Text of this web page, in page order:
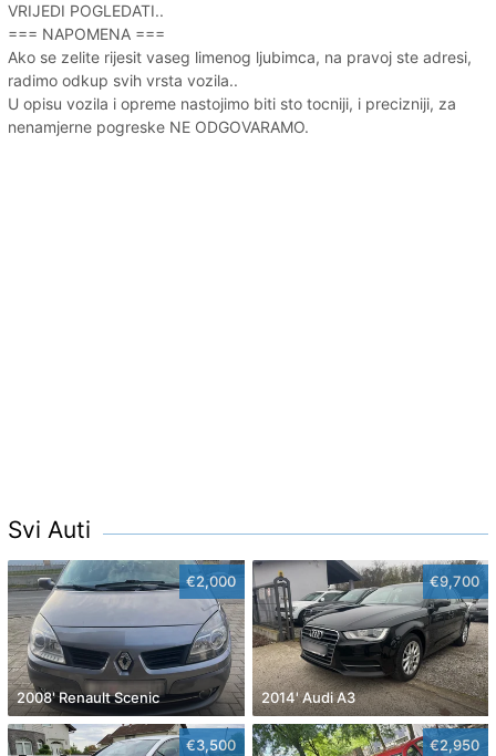
VRIJEDI POGLEDATI..
=== NAPOMENA ===
Ako se zelite rijesit vaseg limenog ljubimca, na pravoj ste adresi,
radimo odkup svih vrsta vozila..
U opisu vozila i opreme nastojimo biti sto tocniji, i precizniji, za
nenamjerne pogreske NE ODGOVARAMO.
Svi Auti
€2,000
2008' Renault Scenic
€9,700
2014' Audi A3
€3,500 €2,950